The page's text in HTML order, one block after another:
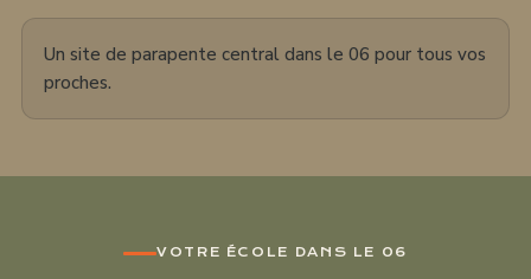
Un site de parapente central dans le 06 pour tous vos
proches.
VOTRE ÉCOLE DANS LE 06